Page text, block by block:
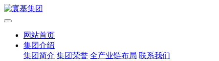
网站首页
集团介绍
集团简介 集团荣誉 全产业链布局 联系我们